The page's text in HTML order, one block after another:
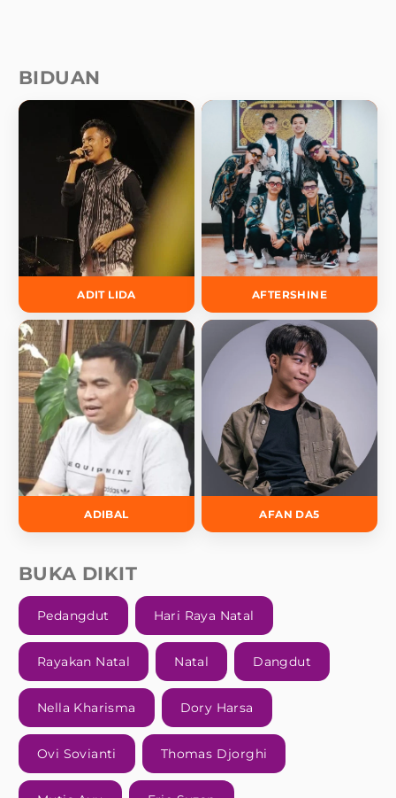
BIDUAN
ADIT LIDA AFTERSHINE
ADIBAL AFAN DA5
BUKA DIKIT
Pedangdut Hari Raya Natal
Rayakan Natal Natal Dangdut
Nella Kharisma Dory Harsa
Ovi Sovianti Thomas Djorghi